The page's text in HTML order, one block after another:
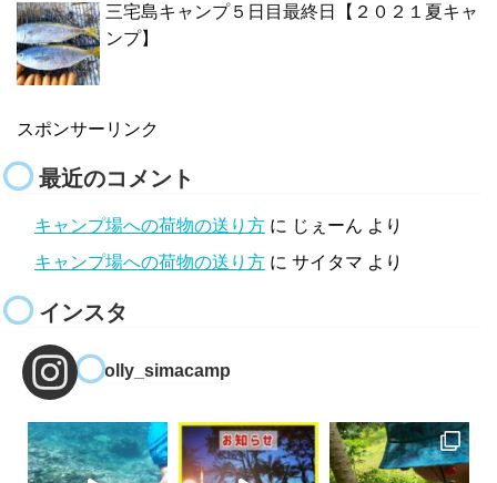
三宅島キャンプ５日目最終日【２０２１夏キャ
ンプ】
スポンサーリンク
最近のコメント
キャンプ場への荷物の送り方 に じぇーん より
キャンプ場への荷物の送り方 に サイタマ より
インスタ
molly_simacamp